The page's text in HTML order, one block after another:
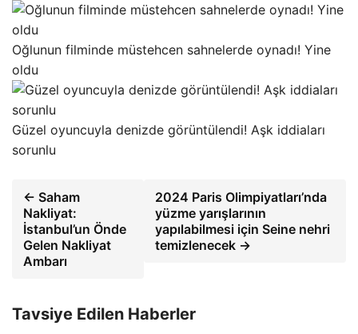
Oğlunun filminde müstehcen sahnelerde oynadı! Yine
oldu
Güzel oyuncuyla denizde görüntülendi! Aşk iddiaları
sorunlu
← Saham
Nakliyat:
İstanbul’un Önde
Gelen Nakliyat
Ambarı
2024 Paris Olimpiyatları’nda
yüzme yarışlarının
yapılabilmesi için Seine nehri
temizlenecek →
Tavsiye Edilen Haberler